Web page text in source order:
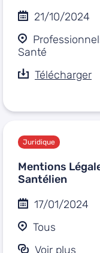
21/10/2024
Santé
Télécharger
Juridique
Mentions
Santélien
17/01/2024
Tous
Voir plus